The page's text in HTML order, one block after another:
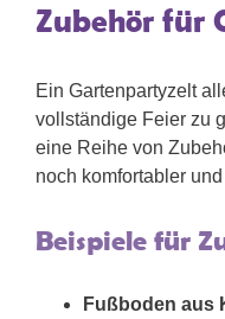
Zubehör für
Ein Gartenpartyzelt
vollständige Feier zu
eine Reihe von
noch komfortabler
Beispiele für
Fußboden aus